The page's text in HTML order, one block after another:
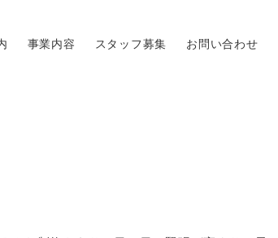
事業内容 スタッフ募集 お問い合わせ